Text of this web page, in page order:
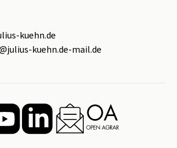
kuehn.de
kuehn.de-mail.de